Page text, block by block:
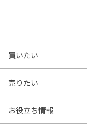
買いたい
買いたいTOP
沿線・駅から探す
売りたい
売りたいTOP
お役立ち情報